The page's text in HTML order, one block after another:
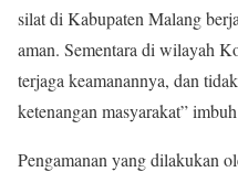
silat di Kabupaten Malang
aman. Sementara di wilayah
terjaga keamanannya, dan
ketenangan masyarakat”
Pengamanan yang dilakukan